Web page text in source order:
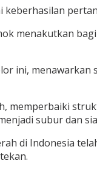
menakutkan
ini,
memperbaiki
subur dan
di Indonesia